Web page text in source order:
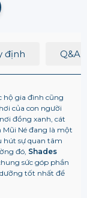
định Q&A
hộ gia đình cũng
của con người
đồng xanh, cát
Mũi Né đang là một
hút sự quan tâm
đó, Shades
sức góp phần
tốt nhất để